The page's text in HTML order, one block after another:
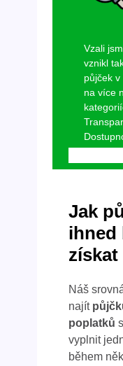
Vzali
vznikl
půjček
na více
Jak
ihned
získat
Náš
najít
poplatků
vyplnit
během